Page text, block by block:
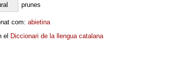
prunes
com: abietina
el Diccionari de la llengua catalana